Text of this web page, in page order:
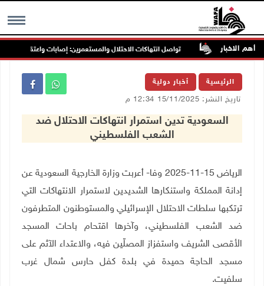
MENU أهم الاخبار
جنين تواصل انتهاكات الاحتلال والمستعمرين: إصابات واعتقالات
الرئيسية أخبار دولية
تاريخ النشر: 15/11/2025 12:34 م
السعودية تدين استمرار انتهاكات الاحتلال ضد
الشعب الفلسطيني
الرياض 15-11-2025 وفا- أعربت وزارة الخارجية السعودية عن
إدانة المملكة واستنكارها الشديدين لاستمرار الانتهاكات التي
ترتكبها سلطات الاحتلال الإسرائيلي والمستوطنون المتطرفون
ضد الشعب الفلسطيني، وآخرها اقتحام باحات المسجد
الأقصى الشريف واستفزاز المصلّين فيه، والاعتداء الآثم على
مسجد الحاجة حميدة في بلدة كفل حارس شمال غرب
سلفيت.